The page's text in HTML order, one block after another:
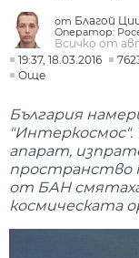
от Благой
Оператор:
Всичко от
19:37, 18.03.2016
Още
България
"Интеркосмос".
апарат,
пространство
от БАН
космическата